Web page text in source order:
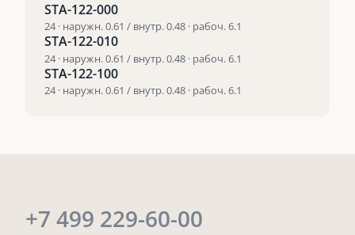
STA-122-000
24 · наружн. 0.61 / внутр. 0.48 · рабоч. 6.1
STA-122-010
24 · наружн. 0.61 / внутр. 0.48 · рабоч. 6.1
STA-122-100
24 · наружн. 0.61 / внутр. 0.48 · рабоч. 6.1
+7 499 229-60-00